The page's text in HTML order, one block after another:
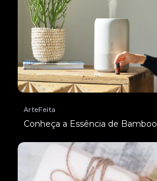
ArteFeita
Conheça a Essência de Bamboo